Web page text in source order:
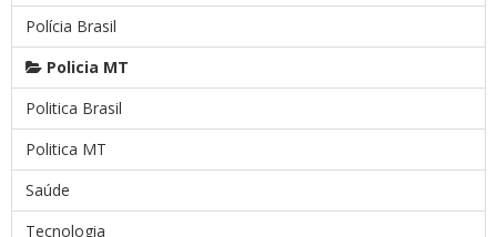
Polícia Brasil
Policia MT
Politica Brasil
Politica MT
Saúde
Tecnologia